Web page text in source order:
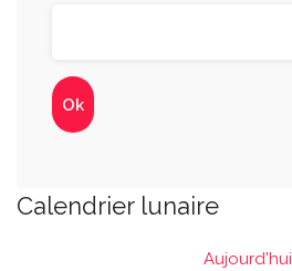
Calendrier lunaire
Aujourd'hui